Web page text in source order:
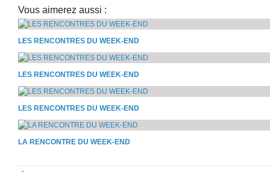
Vous aimerez aussi :
LES RENCONTRES DU WEEK-END
LES RENCONTRES DU WEEK-END
LES RENCONTRES DU WEEK-END
LA RENCONTRE DU WEEK-END